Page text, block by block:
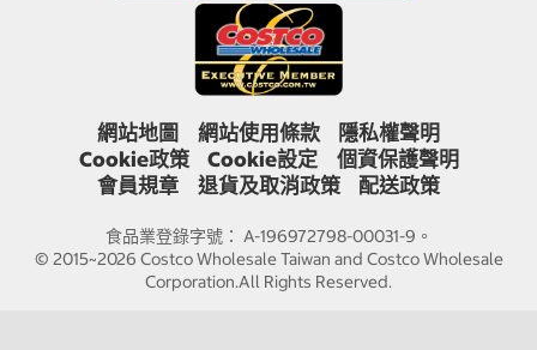
網站地圖 網站使用條款
隱私權聲明
Cookie政策
Cookie設定
個資保護聲明
會員規章
退貨及取消政策 配送政策
食品業登錄字號： A-196972798-00031-9。
© 2015~2026 Costco Wholesale Taiwan and Costco Wholesale
Corporation.All Rights Reserved.